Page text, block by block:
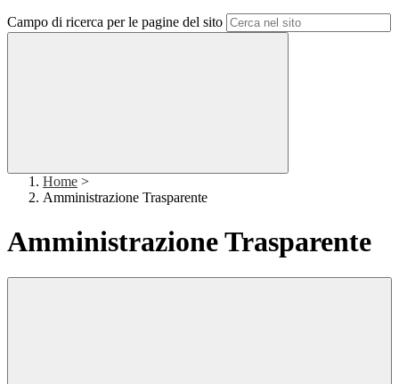
Campo di ricerca per le pagine del sito
Home >
Amministrazione Trasparente
Amministrazione Trasparente